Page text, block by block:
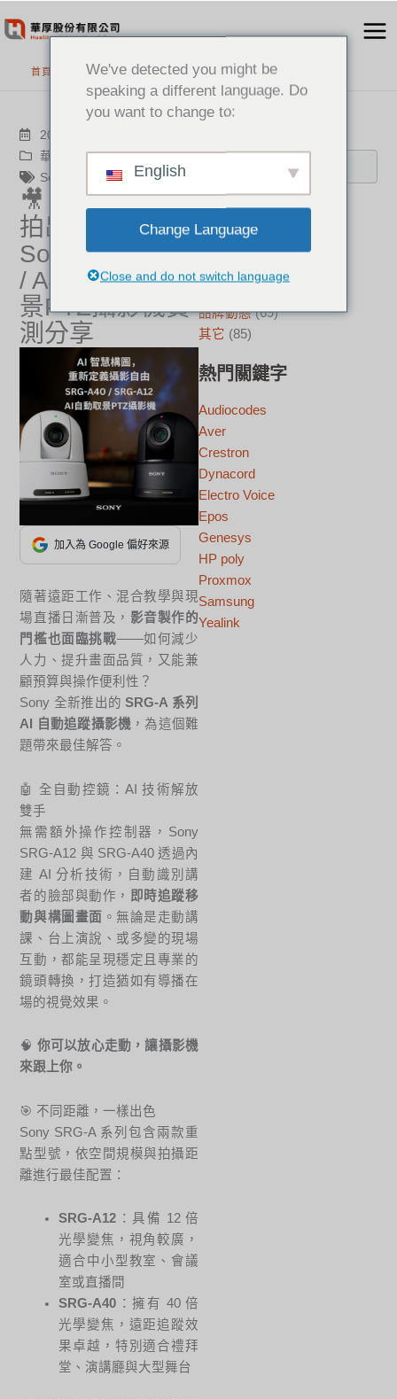
至
首頁 最新消息
2025-06-03
華厚觀點,品牌動態
Sony
🎥 不求人也能
拍出專業感！
Sony SRG-A12
/ A40 AI自動取
景PTZ攝影機實
測分享
加入為 Google 偏好來源
隨著遠距工作、混合教學與現
場直播日漸普及， 影音製作的
門檻也面臨挑戰——如何減少
人力、提升畫面品質，又能兼
顧預算與操作便利性？
Sony 全新推出的SRG-A 系列
AI 自動追蹤攝影機 ，為這個難
題帶來最佳解答。
🤖 全自動控鏡：AI 技術解放
雙手
無需額外操作控制器，Sony
SRG-A12 與 SRG-A40 透過內
建 AI 分析技術，自動識別講
者的臉部與動作，
即時追蹤移
動與構圖畫面 。無論是走動講
課、台上演說、或多變的現場
互動，都能呈現穩定且專業的
鏡頭轉換，打造猶如有導播在
場的視覺效果。
🧠 你可以放心走動，讓攝影機
來跟上你。
🎯 不同距離，一樣出色
Sony SRG-A 系列包含兩款重
點型號，依空間規模與拍攝距
離進行最佳配置：
SRG-A12 ：具備 12 倍
光學變焦，視角較廣，
適合中小型教室、會議
室或直播間
SRG-A40 ：擁有 40 倍
光學變焦，遠距追蹤效
果卓越，特別適合禮拜
堂、演講廳與大型舞台
搜尋
分類
新聞中心(21)
成功案例
品牌動態(69)
其它 (85)
熱門關鍵字
Audiocodes
Aver
Crestron
Dynacord
Electro Voice
Epos
Genesys
HP poly
Proxmox
Samsung
Yealink
We've detected you might be
speaking a different language. Do
you want to change to:
English
Change Language
Close and do not switch language